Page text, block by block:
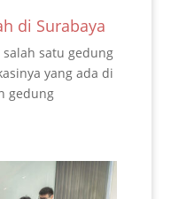
di Surabaya
salah satu gedung
yang ada di
gedung